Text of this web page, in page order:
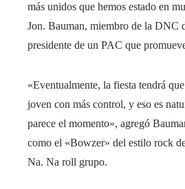
más unidos que hemos estado en
Jon. Bauman, miembro de la DNC
presidente de un PAC que
«Eventualmente, la fiesta tendrá
joven con más control, y eso es
parece el momento», agregó
como el «Bowzer» del estilo rock
Na. Na roll grupo.